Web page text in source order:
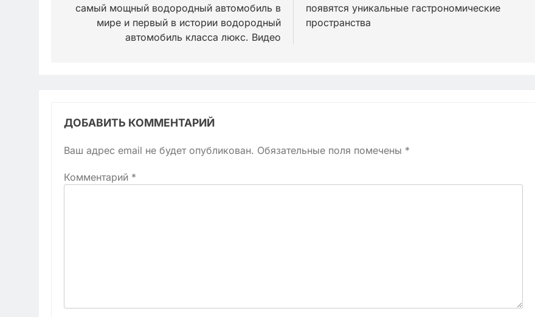
записям
самый мощный водородный автомобиль в
мире и первый в истории водородный
автомобиль класса люкс. Видео
появятся уникальные гастрономические
пространства
ДОБАВИТЬ КОММЕНТАРИЙ
Ваш адрес email не будет опубликован. Обязательные поля помечены *
Комментарий *